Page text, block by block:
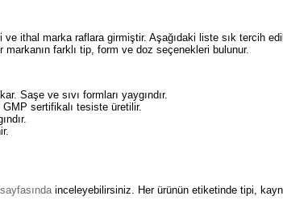
ithal marka raflara girmiştir. Aşağıdaki liste sık tercih
farklı tip, form ve doz seçenekleri bulunur.
Saşe ve sıvı formları yaygındır.
sertifikalı tesiste üretilir.
inceleyebilirsiniz. Her ürünün etiketinde tipi,